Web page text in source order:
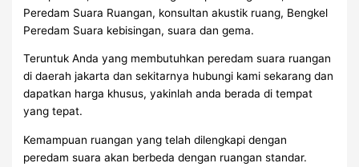
Peredam Suara Ruangan, konsultan akustik ruang, Bengkel
Peredam Suara kebisingan, suara dan gema.
Teruntuk Anda yang membutuhkan peredam suara ruangan
di daerah jakarta dan sekitarnya hubungi kami sekarang dan
dapatkan harga khusus, yakinlah anda berada di tempat
yang tepat.
Kemampuan ruangan yang telah dilengkapi dengan
peredam suara akan berbeda dengan ruangan standar.